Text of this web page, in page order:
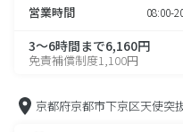
営業時間 08:00-
3～6時間まで6,160円
免責補償制度1,100円
京都府京都市下京区天使突